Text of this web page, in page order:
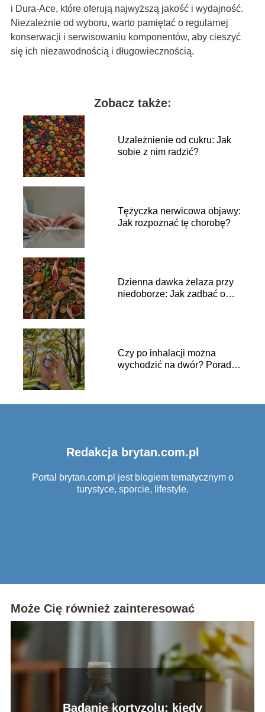
i Dura-Ace, które oferują najwyższą jakość i wydajność.
Niezależnie od wyboru, warto pamiętać o regularnej
konserwacji i serwisowaniu komponentów, aby cieszyć
się ich niezawodnością i długowiecznością.
Zobacz także:
Uzależnienie od cukru: Jak
sobie z nim radzić?
Tężyczka nerwicowa objawy:
Jak rozpoznać tę chorobę?
Dzienna dawka żelaza przy
niedoborze: Jak zadbać o
Czy po inhalacji można
wychodzić na dwór? Porady i
Redakcja brytan.com.pl
Portal brytan.com.pl jest blogiem tematycznym o
turystyce, sporcie, lifestyle.
Może Cię również zainteresować
Badanie kortyzolu: kiedy